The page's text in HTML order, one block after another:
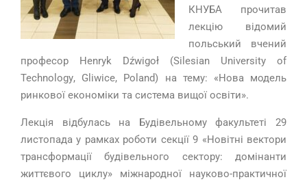
КНУБА прочитав
лекцію відомий
польський вчений
професор
Henryk Dźwigoł (Silesian University of
Technology, Gliwice, Poland)
на тему: «Нова модель
ринкової економіки та система вищої освіти».
Лекція відбулась на Будівельному факультеті 29
листопада у рамках роботи секції 9 «Новітні вектори
трансформації будівельного сектору: домінанти
життєвого циклу» міжнародної науково-практичної